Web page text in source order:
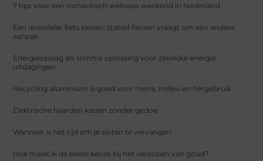
7 tips voor een romantisch wellness weekend in Nederland
Een driewieler fiets kiezen: stabiel fietsen vraagt om een andere
aanpak
Energieopslag als slimme oplossing voor zakelijke energie-
uitdagingen
Recycling aluminium is goed voor mens, milieu en hergebruik
Elektrische haarden kiezen zonder gedoe
Wanneer is het tijd om je sloten te vervangen
Hoe maak ik de beste keuze bij het verkopen van goud?